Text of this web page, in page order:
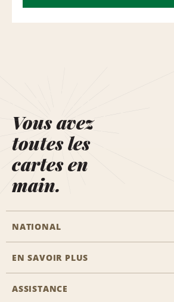
Vous avez
toutes les
cartes en
main.
NATIONAL
Passer une réservation
EN SAVOIR PLUS
Carrière
ASSISTANCE